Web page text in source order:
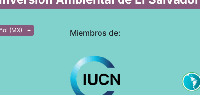
(MX) Miembros de: